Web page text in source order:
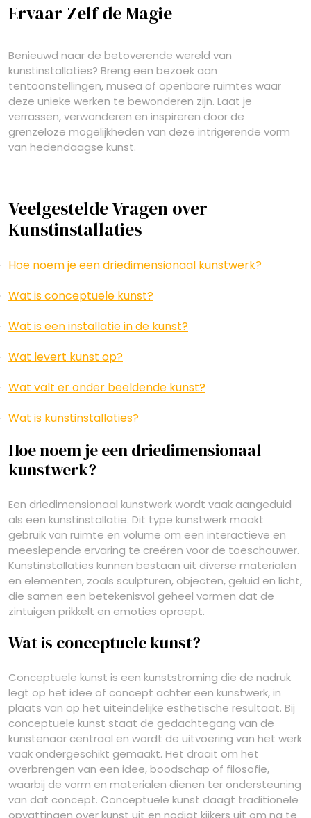
Ervaar Zelf de Magie
Benieuwd naar de betoverende wereld van
kunstinstallaties? Breng een bezoek aan
tentoonstellingen, musea of openbare ruimtes waar
deze unieke werken te bewonderen zijn. Laat je
verrassen, verwonderen en inspireren door de
grenzeloze mogelijkheden van deze intrigerende vorm
van hedendaagse kunst.
Veelgestelde Vragen over
Kunstinstallaties
Hoe noem je een driedimensionaal kunstwerk?
Wat is conceptuele kunst?
Wat is een installatie in de kunst?
Wat levert kunst op?
Wat valt er onder beeldende kunst?
Wat is kunstinstallaties?
Hoe noem je een driedimensionaal
kunstwerk?
Een driedimensionaal kunstwerk wordt vaak aangeduid
als een kunstinstallatie. Dit type kunstwerk maakt
gebruik van ruimte en volume om een interactieve en
meeslepende ervaring te creëren voor de toeschouwer.
Kunstinstallaties kunnen bestaan uit diverse materialen
en elementen, zoals sculpturen, objecten, geluid en licht,
die samen een betekenisvol geheel vormen dat de
zintuigen prikkelt en emoties oproept.
Wat is conceptuele kunst?
Conceptuele kunst is een kunststroming die de nadruk
legt op het idee of concept achter een kunstwerk, in
plaats van op het uiteindelijke esthetische resultaat. Bij
conceptuele kunst staat de gedachtegang van de
kunstenaar centraal en wordt de uitvoering van het werk
vaak ondergeschikt gemaakt. Het draait om het
overbrengen van een idee, boodschap of filosofie,
waarbij de vorm en materialen dienen ter ondersteuning
van dat concept. Conceptuele kunst daagt traditionele
opvattingen over kunst uit en nodigt kijkers uit om na te